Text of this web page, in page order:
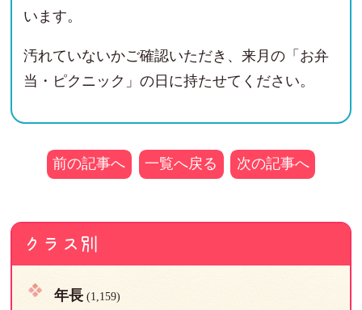
います。
汚れていないかご確認いただき、来月の「お弁
当・ピクニック」の日に持たせてください。
前の記事へ 一覧へ戻る 次の記事へ
クラス別
年長(1,159)